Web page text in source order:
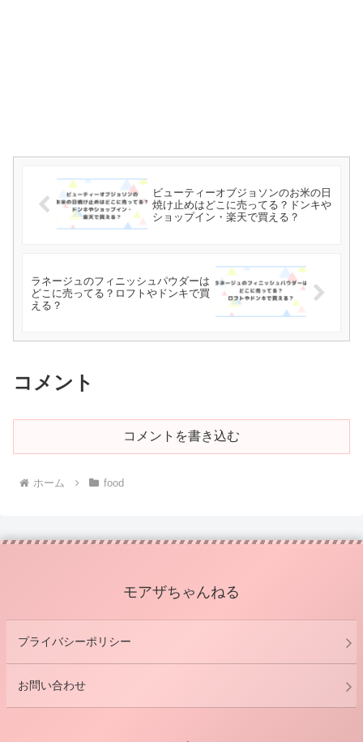
ビューティーオブジョソンのお米の日
焼け止めはどこに売ってる？ドンキや
ショップイン・楽天で買える？
ラネージュのフィニッシュパウダーは
どこに売ってる？ロフトやドンキで買
える？
コメント
コメントを書き込む
ホーム food
モアザちゃんねる
プライバシーポリシー
お問い合わせ